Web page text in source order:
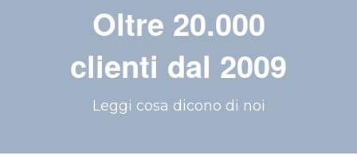
Oltre 20.000
clienti dal 2009
Leggi cosa dicono di noi